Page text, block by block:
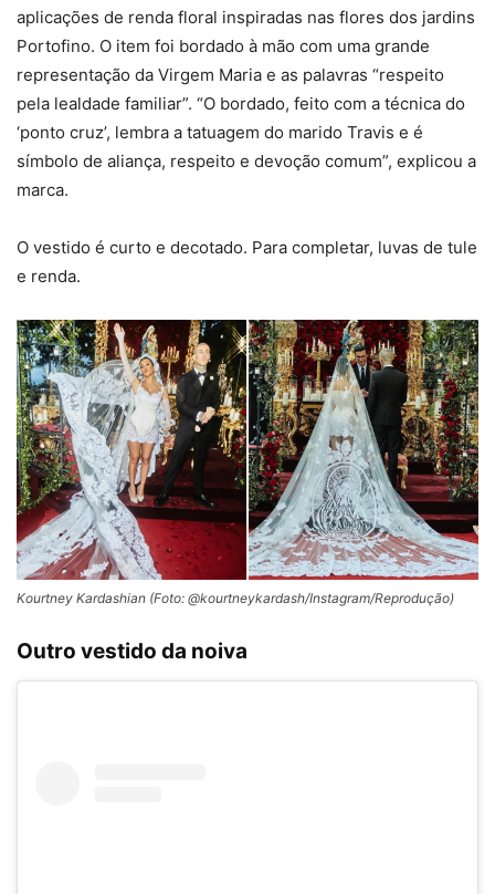
aplicações de renda floral inspiradas nas flores dos jardins
Portofino. O item foi bordado à mão com uma grande
representação da Virgem Maria e as palavras “respeito
pela lealdade familiar”. “O bordado, feito com a técnica do
‘ponto cruz’, lembra a tatuagem do marido Travis e é
símbolo de aliança, respeito e devoção comum”, explicou a
marca.
O vestido é curto e decotado. Para completar, luvas de tule
e renda.
Kourtney Kardashian (Foto: @kourtneykardash/Instagram/Reprodução)
Outro vestido da noiva